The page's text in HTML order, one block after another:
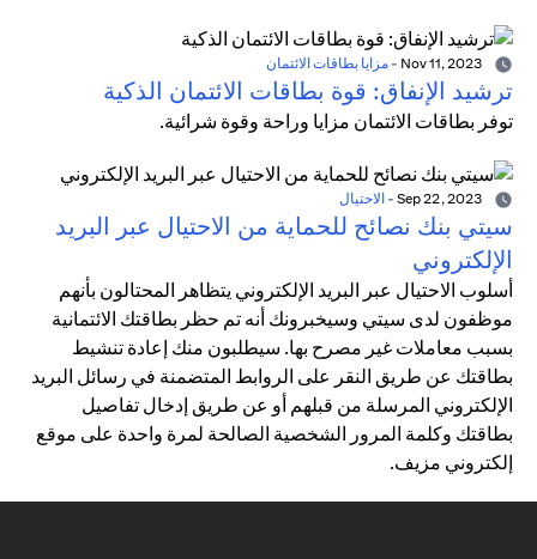
- مزايا بطاقات الائتمان
ترشيد الإنفاق: قوة بطاقات الائتمان الذكية
توفر بطاقات الائتمان مزايا وراحة وقوة شرائية.
- الاحتيال
سيتي بنك نصائح للحماية من الاحتيال عبر البريد
الإلكتروني
أسلوب الاحتيال عبر البريد الإلكتروني يتظاهر المحتالون بأنهم
موظفون لدى سيتي وسيخبرونك أنه تم حظر بطاقتك الائتمانية
بسبب معاملات غير مصرح بها. سيطلبون منك إعادة تنشيط
بطاقتك عن طريق النقر على الروابط المتضمنة في رسائل البريد
الإلكتروني المرسلة من قبلهم أو عن طريق إدخال تفاصيل
بطاقتك وكلمة المرور الشخصية الصالحة لمرة واحدة على موقع
إلكتروني مزيف.